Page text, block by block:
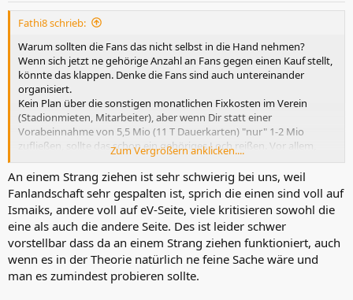
Fathi8 schrieb:
Warum sollten die Fans das nicht selbst in die Hand nehmen?
Wenn sich jetzt ne gehörige Anzahl an Fans gegen einen Kauf stellt,
könnte das klappen. Denke die Fans sind auch untereinander
organisiert.
Kein Plan über die sonstigen monatlichen Fixkosten im Verein
(Stadionmieten, Mitarbeiter), aber wenn Dir statt einer
Vorabeinnahme von 5,5 Mio (11 T Dauerkarten) "nur" 1-2 Mio
zufließen, sollte das schon ein gehöriges Loch reißen. Vor allem,
wenn man ja mit dem Geld sicher den Sommer ohne Einnahmen
überbrücken muss.
Das könnte der Investor natürlich überbrücken. Und ob die Fans
ihren Verein dann wirklich über mehrere Heimspiele boykottieren
um den Investor loszuwerden?
Ansonsten ist das ja nur eine Frage der kurzfristigen Liquidität, da
ab Ende August wieder Heimspieleinnahmen entstehen und die
Mannschaft ja dann auch deutlich günstiger sein muss.
Wenn die Fans sich aber wirklich absprechen und das Team über
Zum Vergrößern anklicken....
An einem Strang ziehen ist sehr schwierig bei uns, weil
Fanlandschaft sehr gespalten ist, sprich die einen sind voll auf
Ismaiks, andere voll auf eV-Seite, viele kritisieren sowohl die
eine als auch die andere Seite. Des ist leider schwer
vorstellbar dass da an einem Strang ziehen funktioniert, auch
wenn es in der Theorie natürlich ne feine Sache wäre und
man es zumindest probieren sollte.